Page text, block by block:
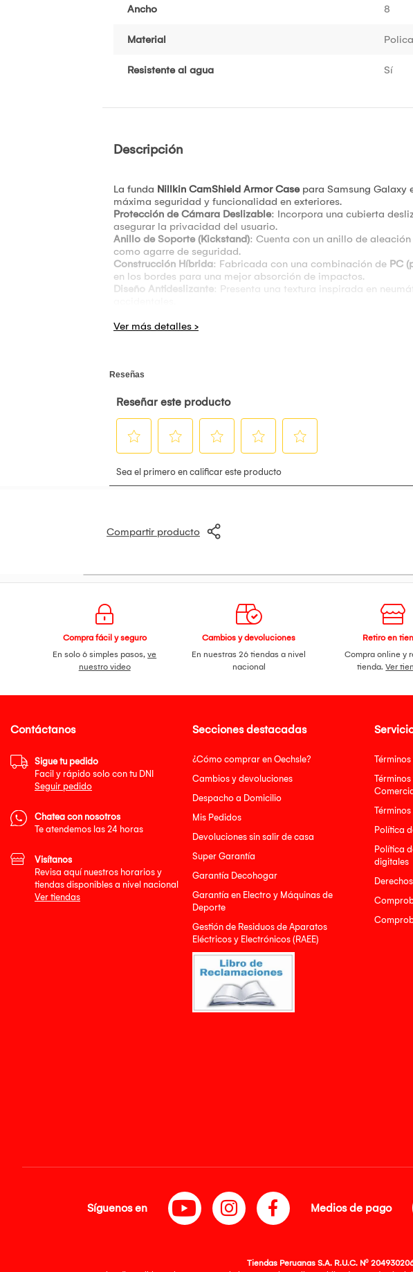
Ancho 8
Material
Resistente al agua Sí
Descripción
La funda Nillkin CamShield Armor Casepara Samsung Galaxy
máxima seguridad y funcionalidad en exteriores.
Protección de Cámara Deslizable: Incorpora una cubierta
asegurar la privacidad del usuario.
Anillo de Soporte (Kickstand): Cuenta con un anillo de
como agarre de seguridad.
Construcción Híbrida: Fabricada con una combinación de PC
en los bordes para una mejor absorción de impactos.
Diseño Antideslizante: Presenta una textura inspirada en
Compartir producto
Compra fácil y seguro
En solo 6 simples pasos,ve
nuestro video
Cambios y devoluciones
En nuestras 26 tiendas a nivel
nacional
Retiro en
Compra online y
tienda.Ver
Secciones destacadas
¿Cómo comprar en Oechsle?
Cambios y devoluciones
Despacho a Domicilio
Mis Pedidos
Devoluciones sin salir de casa
Super Garantía
Garantía Decohogar
Garantía en Electro y Máquinas de
Deporte
Gestión de Residuos de Aparatos
Eléctricos y Electrónicos (RAEE)
Política
Política
digitales
Contáctanos
Sigue tu pedido
Facil y rápido solo con tu DNI
Seguir pedido
Chatea con nosotros
Te atendemos las 24 horas
Visítanos
Revisa aquí nuestros horarios y
tiendas disponibles a nivel nacional
Ver tiendas
Síguenos en Medios de pago
Tiendas Peruanas S.A. R.U.C. Nº